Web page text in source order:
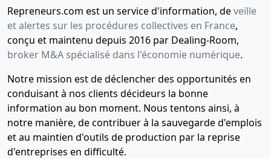
Repreneurs.com est un service d'information, deveille
et alertes sur les procédures collectives en France,
conçu et maintenu depuis 2016 par Dealing-Room,
broker M&A spécialisé dans l'économie numérique.
Notre mission est de déclencher des opportunités en
conduisant à nos clients décideurs la bonne
information au bon moment. Nous tentons ainsi, à
notre manière, de contribuer à la sauvegarde d'emplois
et au maintien d'outils de production par la reprise
d'entreprises en difficulté.